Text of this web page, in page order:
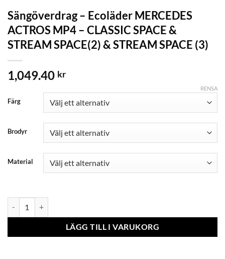
Sängöverdrag – Ecoläder MERCEDES
ACTROS MP4 – CLASSIC SPACE &
STREAM SPACE(2) & STREAM SPACE (3)
1,049.40 kr
Färg
Brodyr
Material
RENSA
LÄGG TILL I VARUKORG